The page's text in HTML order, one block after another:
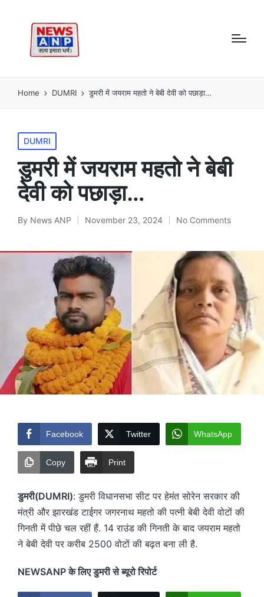
Home DUMRI डुमरी में जयराम महतो ने बेबी देवी को पछाड़ा…
Posted
in
DUMRI
डुमरी में जयराम महतो ने बेबी
देवी को पछाड़ा…
Posted
By News ANP November 23, 2024 No Comments
Facebook Twitter WhatsApp
Copy Print
डुमरी(DUMRI): डुमरी विधानसभा सीट पर हेमंत सोरेन सरकार की
मंत्री और झारखंड टाईगर जगरनाथ महतो की पत्नी बेबी देवी वोटों की
गिनती में पीछे चल रहीं हैं. 14 राउंड की गिनती के बाद जयराम महतो
ने बेबी देवी पर करीब 2500 वोटों की बढ़त बना ली है.
NEWSANP के लिए डुमरी से ब्यूरो रिपोर्ट